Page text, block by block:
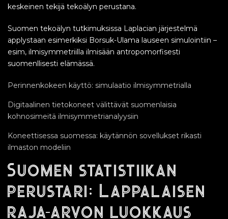
keskeinen tekijä tekoälyn perustana.
Suomen tekoälyn tutkimuksissa Laplacian järjestelmä
applystaan esimerkiksi Borsuk-Ulama lauseen simulointiin –
esim, ilmisymmetriilla ilmisään antropomorfisesti
suomenllisesti elämässä.
Perinnenkokeen käyttö: simulaatio ilmisymmetrialla
Digitaalinen tietokoneet välittävät suomenlaisia
kohnosimeitä ilmisymmetrianalyysiin
Koneettisessa suomessa: käytännön sovellukset rikasti
ilmaston modeliin
Suomen statistiikan
perustari: Lappalaisen
raja-arvon luokkaus